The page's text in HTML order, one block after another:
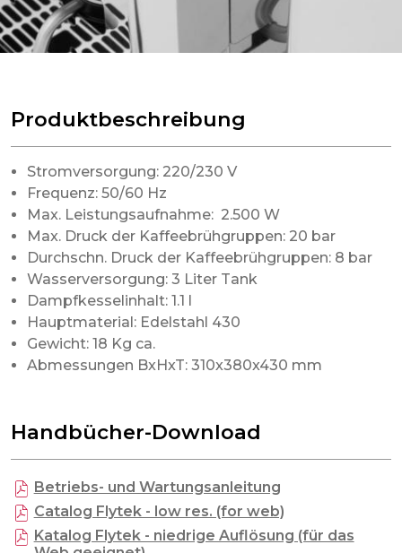
Produktbeschreibung
Stromversorgung: 220/230 V
Frequenz: 50/60 Hz
Max. Leistungsaufnahme: 2.500 W
Max. Druck der Kaffeebrühgruppen: 20 bar
Durchschn. Druck der Kaffeebrühgruppen: 8 bar
Wasserversorgung: 3 Liter Tank
Dampfkesselinhalt: 1.1 l
Hauptmaterial: Edelstahl 430
Gewicht: 18 Kg ca.
Abmessungen BxHxT: 310x380x430 mm
Handbücher-Download
Betriebs- und Wartungsanleitung
Catalog Flytek - low res. (for web)
Katalog Flytek - niedrige Auflösung (für das